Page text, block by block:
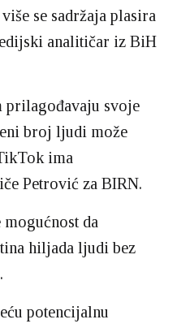
se sadržaja plasira
analitičar iz BiH
prilagođavaju svoje
broj ljudi može
ima
Petrović za BIRN.
mogućnost da
hiljada ljudi bez
potencijalnu